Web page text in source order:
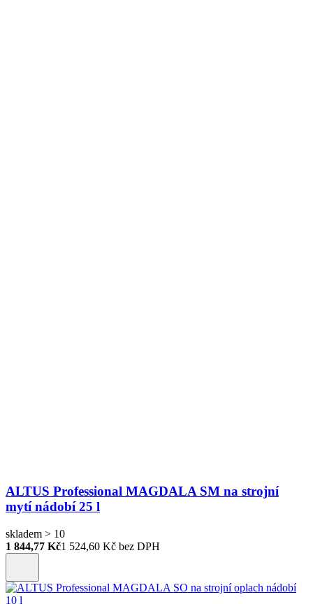
ALTUS Professional MAGDALA SM na strojní
mytí nádobí 25 l
skladem > 10
1 844,77 Kč1 524,60 Kč bez DPH